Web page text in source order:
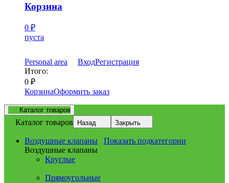
Корзина
0 ₽
пуста
Personal area ВходРегистрация
Итого:
0 ₽
КорзинаОформить заказ
Каталог товаров
Каталог товаров Назад Закрыть
Воздушные клапаны
Показать подкатегории
Воздушные клапаны
Круглые
Прямоугольные